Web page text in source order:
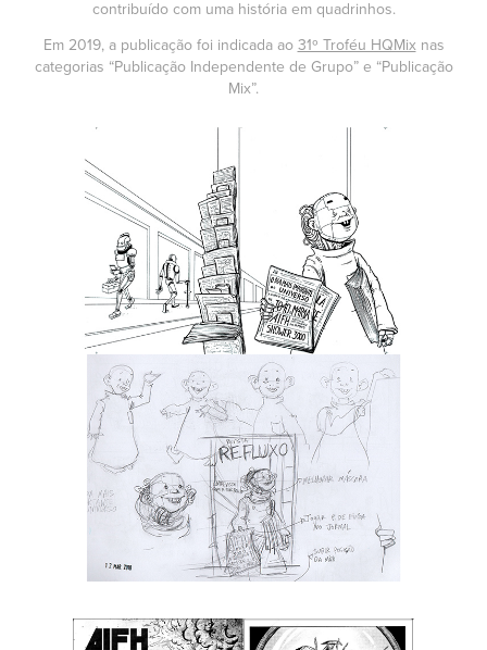
contribuído com uma história em quadrinhos.
Em 2019, a publicação foi indicada ao 31º Troféu HQMixnas
categorias “Publicação Independente de Grupo” e “Publicação
Mix”.